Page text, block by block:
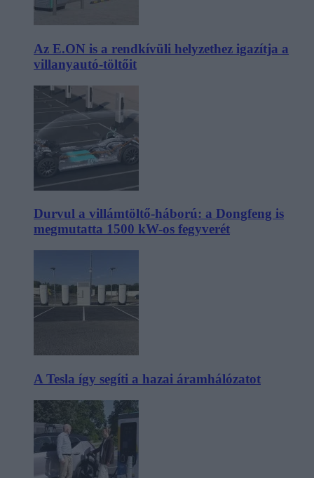
Az E.ON is a rendkívüli helyzethez igazítja a
villanyautó-töltőit
Durvul a villámtöltő-háború: a Dongfeng is
megmutatta 1500 kW-os fegyverét
A Tesla így segíti a hazai áramhálózatot